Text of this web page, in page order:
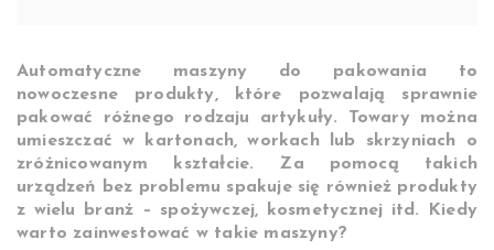
Automatyczne maszyny do pakowania to
nowoczesne produkty, które pozwalają sprawnie
pakować różnego rodzaju artykuły. Towary można
umieszczać w kartonach, workach lub skrzyniach o
zróżnicowanym kształcie. Za pomocą takich
urządzeń bez problemu spakuje się również produkty
z wielu branż – spożywczej, kosmetycznej itd. Kiedy
warto zainwestować w takie maszyny?